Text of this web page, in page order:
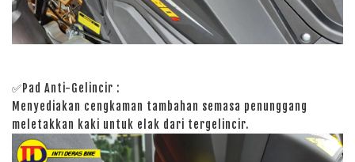
✅Pad Anti-Gelincir :
Menyediakan cengkaman tambahan semasa penunggang
meletakkan kaki untuk elak dari tergelincir.